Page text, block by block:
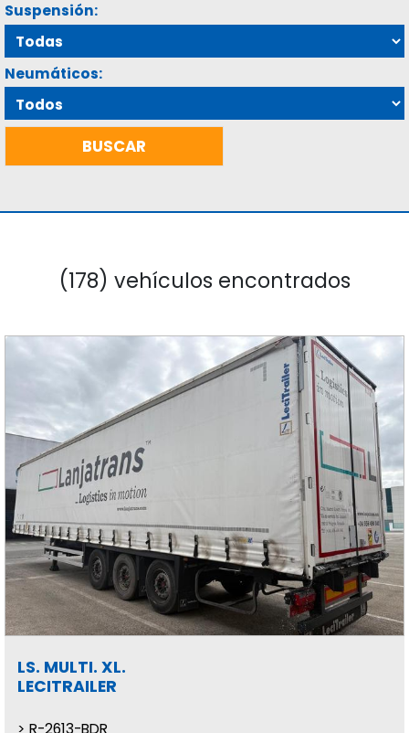
Suspensión:
Neumáticos:
(178) vehículos encontrados
LS. MULTI. XL.
LECITRAILER
R-2613-BDR